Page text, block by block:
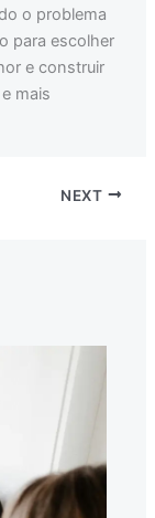
o problema
para escolher
e construir
mais
NEXT